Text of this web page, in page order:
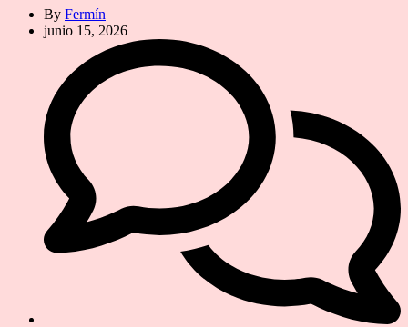
By Fermín
junio 15, 2026